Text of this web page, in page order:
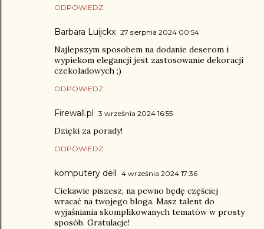
ODPOWIEDZ
Barbara Luijckx 27 sierpnia 2024 00:54
Najlepszym sposobem na dodanie deserom i
wypiekom elegancji jest zastosowanie dekoracji
czekoladowych ;)
ODPOWIEDZ
Firewall.pl 3 września 2024 16:55
Dzięki za porady!
ODPOWIEDZ
komputery dell 4 września 2024 17:36
Ciekawie piszesz, na pewno będę częściej
wracać na twojego bloga. Masz talent do
wyjaśniania skomplikowanych tematów w prosty
sposób. Gratulacje!